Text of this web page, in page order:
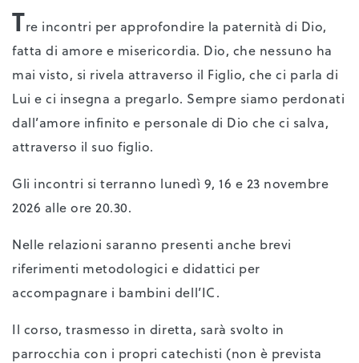
Tre incontri per approfondire la paternità di Dio,
fatta di amore e misericordia. Dio, che nessuno ha
mai visto, si rivela attraverso il Figlio, che ci parla di
Lui e ci insegna a pregarlo. Sempre siamo perdonati
dall’amore infinito e personale di Dio che ci salva,
attraverso il suo figlio.
Gli incontri si terranno lunedì 9, 16 e 23 novembre
2026 alle ore 20.30.
Nelle relazioni saranno presenti anche brevi
riferimenti metodologici e didattici per
accompagnare i bambini dell’IC.
Il corso, trasmesso in diretta, sarà svolto in
parrocchia con i propri catechisti (non è prevista